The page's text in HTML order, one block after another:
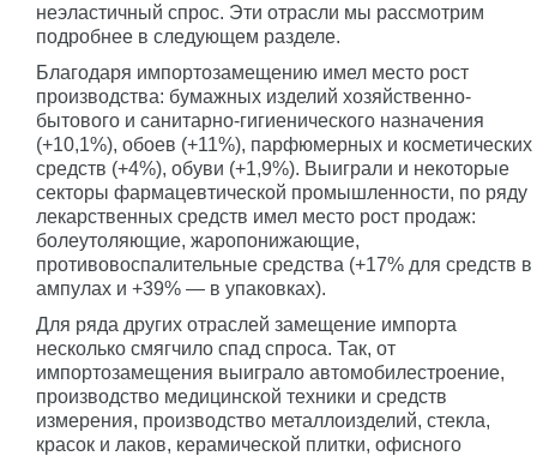
неэластичный спрос. Эти отрасли мы рассмотрим
подробнее в следующем разделе.
Благодаря импортозамещению имел место рост
производства: бумажных изделий хозяйственно-
бытового и санитарно-гигиенического назначения
(+10,1%), обоев (+11%), парфюмерных и косметических
средств (+4%), обуви (+1,9%). Выиграли и некоторые
секторы фармацевтической промышленности, по ряду
лекарственных средств имел место рост продаж:
болеутоляющие, жаропонижающие,
противовоспалительные средства (+17% для средств в
ампулах и +39% — в упаковках).
Для ряда других отраслей замещение импорта
несколько смягчило спад спроса. Так, от
импортозамещения выиграло автомобилестроение,
производство медицинской техники и средств
измерения, производство металлоизделий, стекла,
красок и лаков, керамической плитки, офисного